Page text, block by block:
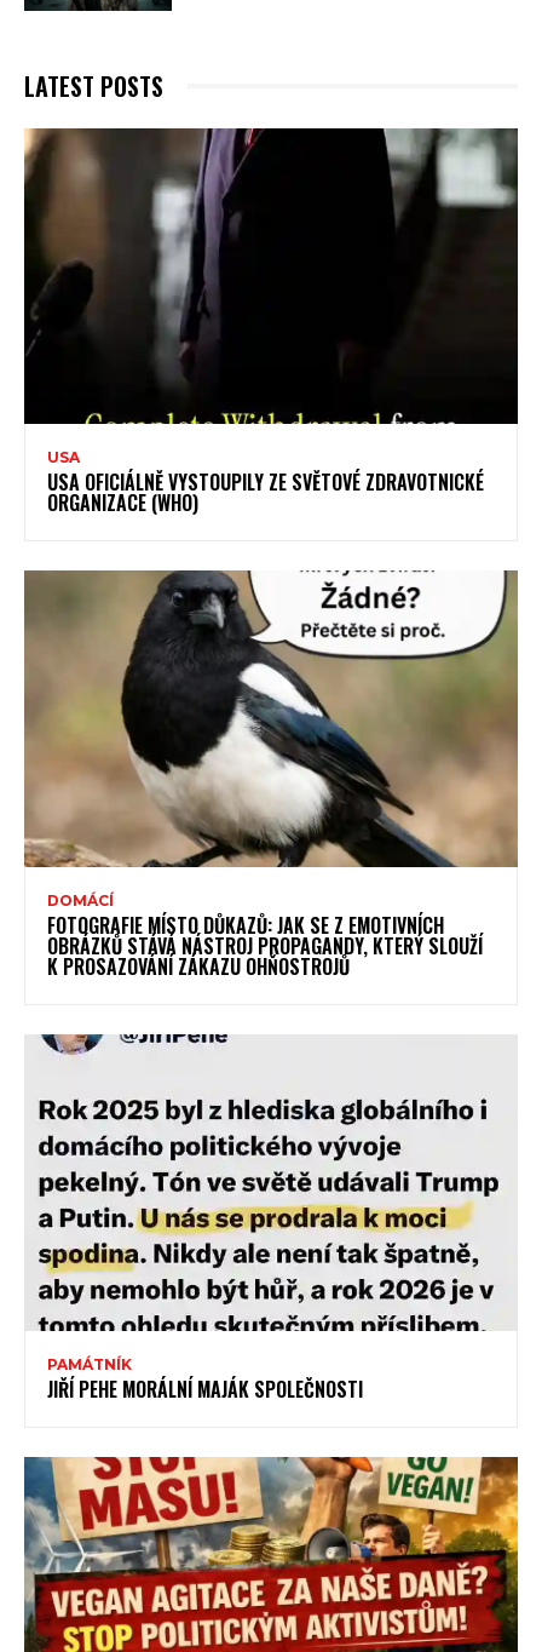
LATEST POSTS
USA
USA OFICIÁLNĚ VYSTOUPILY ZE SVĚTOVÉ ZDRAVOTNICKÉ
ORGANIZACE (WHO)
DOMÁCÍ
FOTOGRAFIE MÍSTO DŮKAZŮ: JAK SE Z EMOTIVNÍCH
OBRÁZKŮ STÁVÁ NÁSTROJ PROPAGANDY, KTERÝ SLOUŽÍ
K PROSAZOVÁNÍ ZÁKAZU OHŇOSTROJŮ
PAMÁTNÍK
JIŘÍ PEHE MORÁLNÍ MAJÁK SPOLEČNOSTI